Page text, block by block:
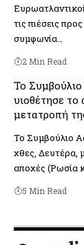
τις πιέσεις
συμφωνία…
2 Min Read
Το
υιοθέτησε το
μετατροπή
Το Συμβούλιο
χθες, Δευτέρα,
αποχές (Ρωσία
5 Min Read